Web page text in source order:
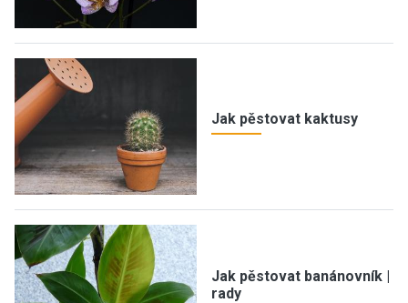
Jak pěstovat kaktusy
Jak pěstovat banánovník |
rady